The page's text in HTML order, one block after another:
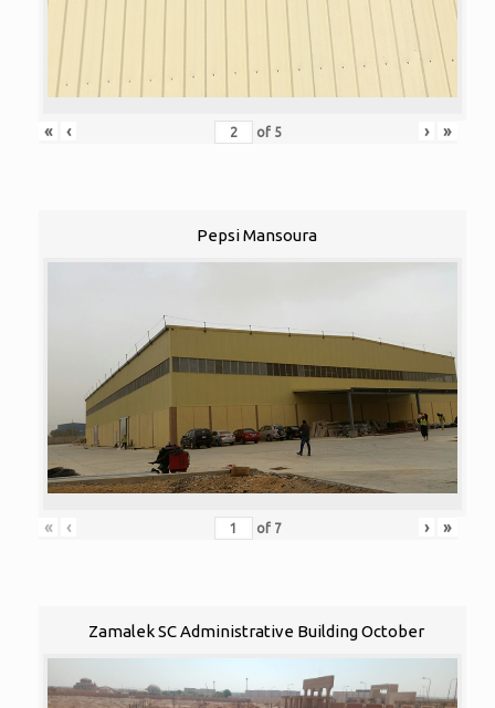
« ‹ of 5 › »
Pepsi Mansoura
« ‹ of 7 › »
Zamalek SC Administrative Building October